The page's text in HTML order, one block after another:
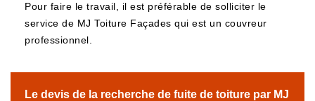
Pour faire le travail, il est préférable de solliciter le
service de MJ Toiture Façades qui est un couvreur
professionnel.
Le devis de la recherche de fuite de toiture par MJ